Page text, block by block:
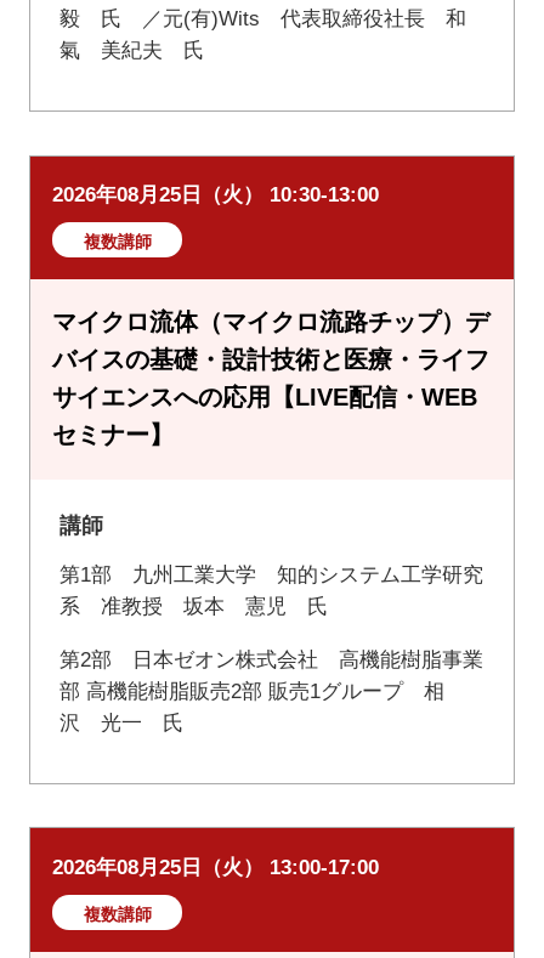
毅 氏 ／元(有)Wits 代表取締役社長 和
氣 美紀夫 氏
2026年08月25日（火） 10:30-13:00
複数講師
マイクロ流体（マイクロ流路チップ）デ
バイスの基礎・設計技術と医療・ライフ
サイエンスへの応用【LIVE配信・WEB
セミナー】
講師
第1部 九州工業大学 知的システム工学研究
系 准教授 坂本 憲児 氏
第2部 日本ゼオン株式会社 高機能樹脂事業
部 高機能樹脂販売2部 販売1グループ 相
沢 光一 氏
2026年08月25日（火） 13:00-17:00
複数講師